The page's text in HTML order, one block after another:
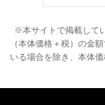
※本サイトで掲載して
（本体価格＋税）の金額
いる場合を除き、本体価